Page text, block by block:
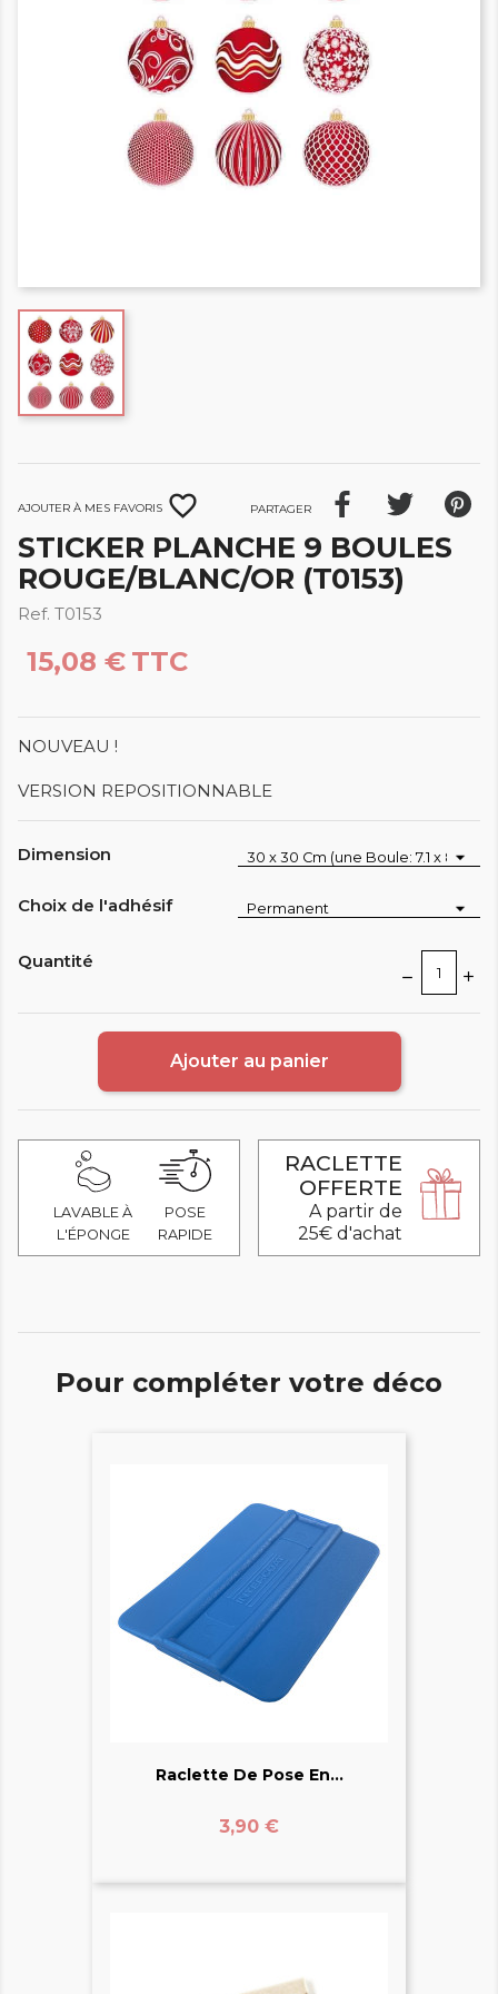
Ajouter à mes favoris favorite_border Partager
STICKER PLANCHE 9 BOULES
ROUGE/BLANC/OR (T0153)
Ref. T0153
15,08 € TTC
NOUVEAU !
VERSION REPOSITIONNABLE
Dimension
Choix de l'adhésif
Quantité
Ajouter au panier
LAVABLE À
L'ÉPONGE
POSE
RAPIDE
RACLETTE
OFFERTE
A partir de
25€ d'achat
Pour compléter votre déco
Raclette De Pose En...
Prix
3,90 €